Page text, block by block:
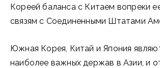
Кореей баланса с Китаем вопреки
связям с Соединенными Штатами
Южная Корея, Китай и Япония
наиболее важных держав в Азии, и